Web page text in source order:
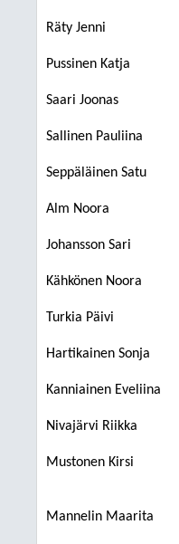
Räty Jenni
Pussinen Katja
Saari Joonas
Sallinen Pauliina
Seppäläinen Satu
Alm Noora
Johansson Sari
Kähkönen Noora
Turkia Päivi
Hartikainen Sonja
Kanniainen Eveliina
Nivajärvi Riikka
Mustonen Kirsi
Mannelin Maarita